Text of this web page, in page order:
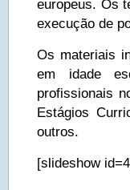
europeus. Os
execução de
Os materiais
em idade
profissionais
Estágios
outros.
[slideshow